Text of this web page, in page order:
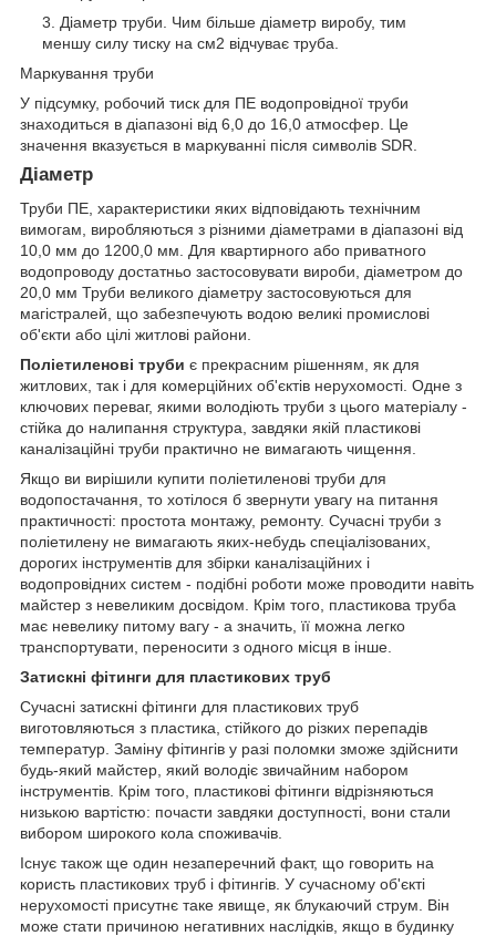
Діаметр труби. Чим більше діаметр виробу, тим
меншу силу тиску на см2 відчуває труба.
Маркування труби
У підсумку, робочий тиск для ПЕ водопровідної труби
знаходиться в діапазоні від 6,0 до 16,0 атмосфер. Це
значення вказується в маркуванні після символів SDR.
Діаметр
Труби ПЕ, характеристики яких відповідають технічним
вимогам, виробляються з різними діаметрами в діапазоні від
10,0 мм до 1200,0 мм. Для квартирного або приватного
водопроводу достатньо застосовувати вироби, діаметром до
20,0 мм Труби великого діаметру застосовуються для
магістралей, що забезпечують водою великі промислові
об'єкти або цілі житлові райони.
Поліетиленові труби є прекрасним рішенням, як для
житлових, так і для комерційних об'єктів нерухомості. Одне з
ключових переваг, якими володіють труби з цього матеріалу -
стійка до налипання структура, завдяки якій пластикові
каналізаційні труби практично не вимагають чищення.
Якщо ви вирішили купити поліетиленові труби для
водопостачання, то хотілося б звернути увагу на питання
практичності: простота монтажу, ремонту. Сучасні труби з
поліетилену не вимагають яких-небудь спеціалізованих,
дорогих інструментів для збірки каналізаційних і
водопровідних систем - подібні роботи може проводити навіть
майстер з невеликим досвідом. Крім того, пластикова труба
має невелику питому вагу - а значить, її можна легко
транспортувати, переносити з одного місця в інше.
Затискні фітинги для пластикових труб
Сучасні затискні фітинги для пластикових труб
виготовляються з пластика, стійкого до різких перепадів
температур. Заміну фітингів у разі поломки зможе здійснити
будь-який майстер, який володіє звичайним набором
інструментів. Крім того, пластикові фітинги відрізняються
низькою вартістю: почасти завдяки доступності, вони стали
вибором широкого кола споживачів.
Існує також ще один незаперечний факт, що говорить на
користь пластикових труб і фітингів. У сучасному об'єкті
нерухомості присутнє таке явище, як блукаючий струм. Він
може стати причиною негативних наслідків, якщо в будинку